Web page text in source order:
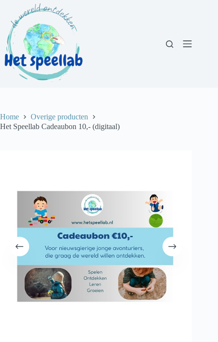
inhoud
Home
Overige producten
Het Speellab Cadeaubon 10,- (digitaal)